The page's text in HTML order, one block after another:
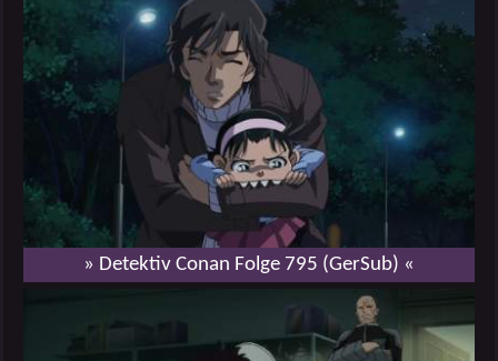
» Detektiv Conan Folge 795 (GerSub) «